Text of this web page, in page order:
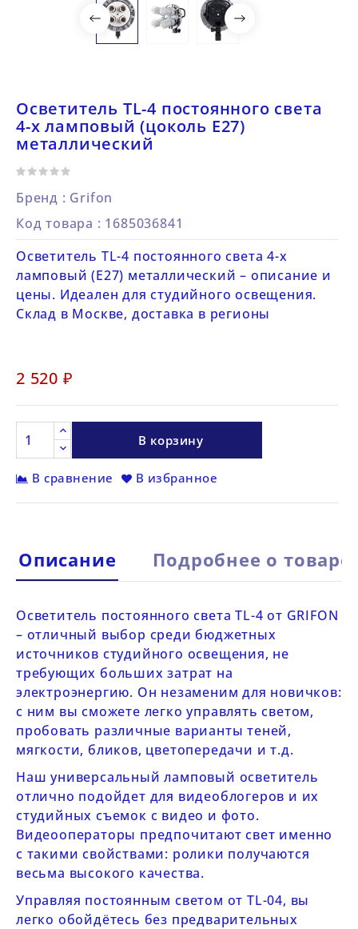
Осветитель TL-4 постоянного света
4-х ламповый (цоколь Е27)
металлический
Бренд : Grifon
Код товара : 1685036841
Осветитель TL-4 постоянного света 4-х
ламповый (Е27) металлический – описание и
цены. Идеален для студийного освещения.
Склад в Москве, доставка в регионы
2 520 ₽
В корзину
В сравнение В избранное
Описание Подробнее о товаре
Осветитель постоянного светаTL-4 от GRIFON
– отличный выбор среди бюджетных
источников студийного освещения, не
требующих больших затрат на
электроэнергию. Он незаменим для новичков:
с ним вы сможете легко управлять светом,
пробовать различные варианты теней,
мягкости, бликов, цветопередачи и т.д.
Наш универсальный ламповый осветитель
отлично подойдет для видеоблогеров и их
студийных съемок с видео и фото.
Видеооператоры предпочитают свет именно
с такими свойствами: ролики получаются
весьма высокого качества.
Управляя постоянным светом от TL-04, вы
легко обойдётесь без предварительных